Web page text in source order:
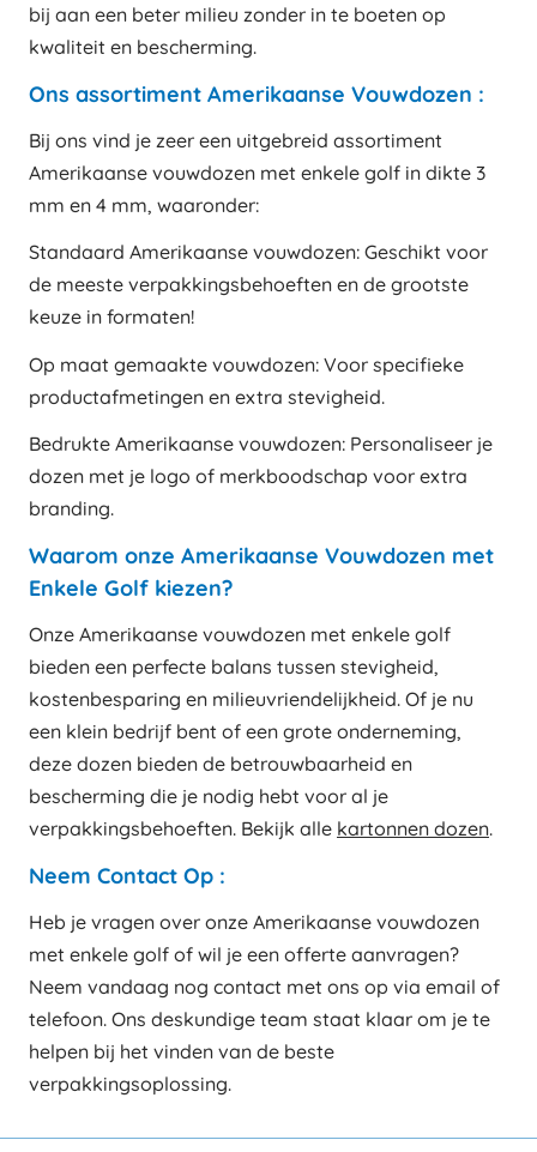
bij aan een beter milieu zonder in te boeten op
kwaliteit en bescherming.
Ons assortiment Amerikaanse Vouwdozen :
Bij ons vind je zeer een uitgebreid assortiment
Amerikaanse vouwdozen met enkele golf in dikte 3
mm en 4 mm, waaronder:
Standaard Amerikaanse vouwdozen: Geschikt voor
de meeste verpakkingsbehoeften en de grootste
keuze in formaten!
Op maat gemaakte vouwdozen: Voor specifieke
productafmetingen en extra stevigheid.
Bedrukte Amerikaanse vouwdozen: Personaliseer je
dozen met je logo of merkboodschap voor extra
branding.
Waarom onze Amerikaanse Vouwdozen met
Enkele Golf kiezen?
Onze Amerikaanse vouwdozen met enkele golf
bieden een perfecte balans tussen stevigheid,
kostenbesparing en milieuvriendelijkheid. Of je nu
een klein bedrijf bent of een grote onderneming,
deze dozen bieden de betrouwbaarheid en
bescherming die je nodig hebt voor al je
verpakkingsbehoeften. Bekijk alle kartonnen dozen.
Neem Contact Op :
Heb je vragen over onze Amerikaanse vouwdozen
met enkele golf of wil je een offerte aanvragen?
Neem vandaag nog contact met ons op via email of
telefoon. Ons deskundige team staat klaar om je te
helpen bij het vinden van de beste
verpakkingsoplossing.